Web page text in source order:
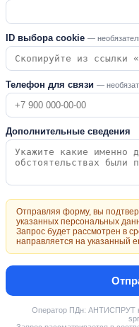
ID выбора cookie —
Телефон для связи —
Дополнительные сведения
Отправляя форму, вы
указанных персональных
Запрос будет рассмотрен в
направляется на указанный
Оператор ПДн: АНТИСПРУТ